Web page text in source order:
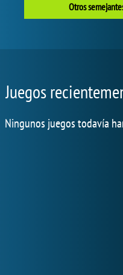
Otros
Juegos
Ningunos juegos todavía